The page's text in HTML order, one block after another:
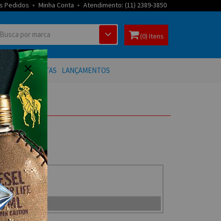
Pedidos Minha Conta Atendimento: (11) 2389-3850
(0) Itens
OFERTAS LANÇAMENTOS